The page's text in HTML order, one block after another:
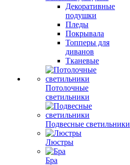
Декоративные
подушки
Пледы
Покрывала
Топперы для
диванов
Тканевые
Потолочные
светильники
Подвесные светильники
Люстры
Бра